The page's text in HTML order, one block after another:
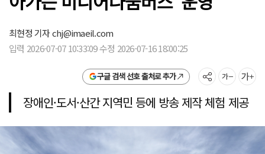
최현정 기자chj@imaeil.com
입력 2026-07-07 10:33:09 수정 2026-07-16 18:00:25
구글 검색 선호 출처로 추가
장애인·도서·산간 지역민 등에 방송 제작 체험 제공